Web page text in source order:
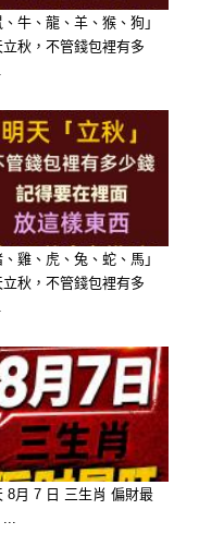
近期就推出
夠透過炎炎
的地方。
在眾人面前常
因此會在遇到
年紀或輩份比
是值得仰慕
、牛、龍、羊、猴、狗」
立秋，不管錢包裡有多
、雞、虎、兔、蛇、馬」
立秋，不管錢包裡有多
8月 7 日 三生肖 偏財最